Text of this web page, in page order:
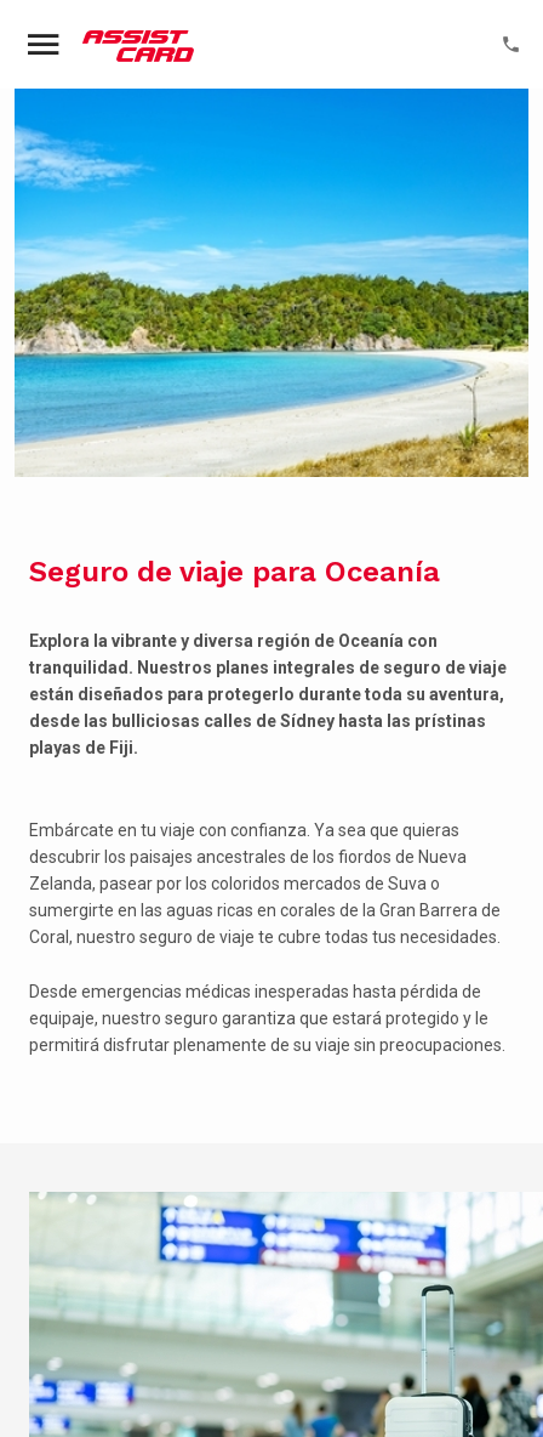
Seguro de viaje para Oceanía
Explora la vibrante y diversa región de Oceanía con
tranquilidad. Nuestros planes integrales de seguro de viaje
están diseñados para protegerlo durante toda su aventura,
desde las bulliciosas calles de Sídney hasta las prístinas
playas de Fiji.
Embárcate en tu viaje con confianza. Ya sea que quieras
descubrir los paisajes ancestrales de los fiordos de Nueva
Zelanda, pasear por los coloridos mercados de Suva o
sumergirte en las aguas ricas en corales de la Gran Barrera de
Coral, nuestro seguro de viaje te cubre todas tus necesidades.
Desde emergencias médicas inesperadas hasta pérdida de
equipaje, nuestro seguro garantiza que estará protegido y le
permitirá disfrutar plenamente de su viaje sin preocupaciones.